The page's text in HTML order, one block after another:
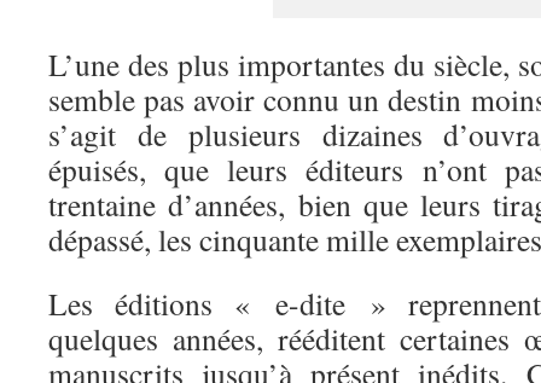
L’une des plus importantes du siècle,
semble pas avoir connu un destin
s’agit de plusieurs dizaines
épuisés, que leurs éditeurs n’ont
trentaine d’années, bien que leurs
dépassé, les cinquante mille
Les éditions « e-dite »
quelques années, rééditent
manuscrits jusqu’à présent inédits.